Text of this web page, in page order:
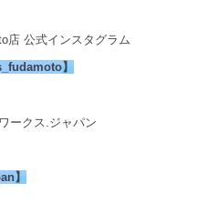
店 公式インスタグラム
】
ークス.ジャパン
】